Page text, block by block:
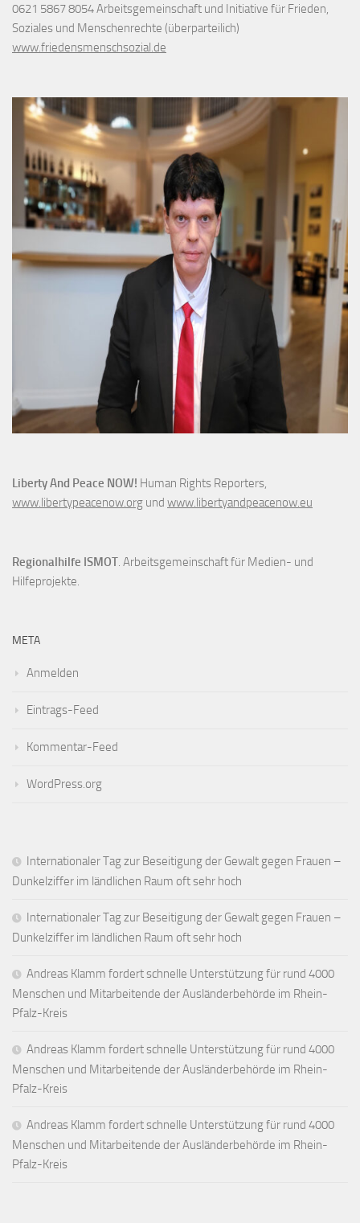
0621 5867 8054 Arbeitsgemeinschaft und Initiative für Frieden,
Soziales und Menschenrechte (überparteilich)
www.friedensmenschsozial.de
Liberty And Peace NOW! Human Rights Reporters,
www.libertypeacenow.org und www.libertyandpeacenow.eu
Regionalhilfe ISMOT. Arbeitsgemeinschaft für Medien- und
Hilfeprojekte.
META
Anmelden
Eintrags-Feed
Kommentar-Feed
WordPress.org
Internationaler Tag zur Beseitigung der Gewalt gegen Frauen –
Dunkelziffer im ländlichen Raum oft sehr hoch
Internationaler Tag zur Beseitigung der Gewalt gegen Frauen –
Dunkelziffer im ländlichen Raum oft sehr hoch
Andreas Klamm fordert schnelle Unterstützung für rund 4000
Menschen und Mitarbeitende der Ausländerbehörde im Rhein-
Pfalz-Kreis
Andreas Klamm fordert schnelle Unterstützung für rund 4000
Menschen und Mitarbeitende der Ausländerbehörde im Rhein-
Pfalz-Kreis
Andreas Klamm fordert schnelle Unterstützung für rund 4000
Menschen und Mitarbeitende der Ausländerbehörde im Rhein-
Pfalz-Kreis